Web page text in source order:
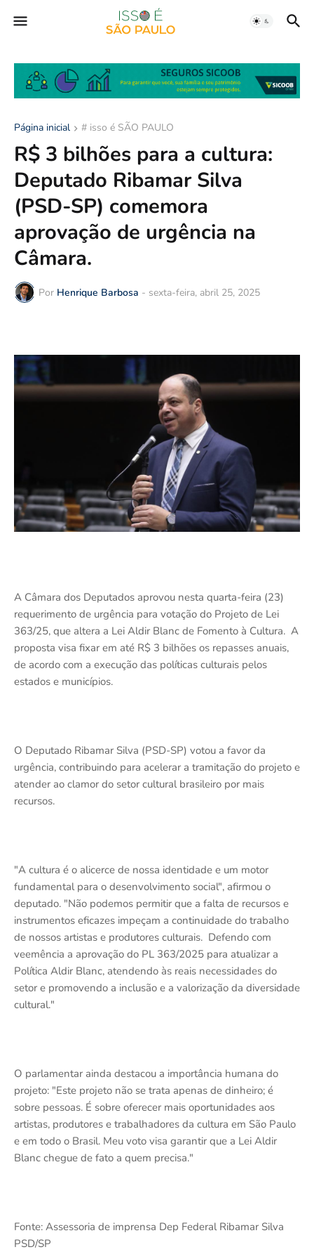
Página inicial # isso é SÃO PAULO
R$ 3 bilhões para a cultura:
Deputado Ribamar Silva
(PSD-SP) comemora
aprovação de urgência na
Câmara.
Por Henrique Barbosa - sexta-feira, abril 25, 2025
A Câmara dos Deputados aprovou nesta quarta-feira (23)
requerimento de urgência para votação do Projeto de Lei
363/25, que altera a Lei Aldir Blanc de Fomento à Cultura. A
proposta visa fixar em até R$ 3 bilhões os repasses anuais,
de acordo com a execução das políticas culturais pelos
estados e municípios.
O Deputado Ribamar Silva (PSD-SP) votou a favor da
urgência, contribuindo para acelerar a tramitação do projeto e
atender ao clamor do setor cultural brasileiro por mais
recursos.
"A cultura é o alicerce de nossa identidade e um motor
fundamental para o desenvolvimento social", afirmou o
deputado. "Não podemos permitir que a falta de recursos e
instrumentos eficazes impeçam a continuidade do trabalho
de nossos artistas e produtores culturais. Defendo com
veemência a aprovação do PL 363/2025 para atualizar a
Política Aldir Blanc, atendendo às reais necessidades do
setor e promovendo a inclusão e a valorização da diversidade
cultural."
O parlamentar ainda destacou a importância humana do
projeto: "Este projeto não se trata apenas de dinheiro; é
sobre pessoas. É sobre oferecer mais oportunidades aos
artistas, produtores e trabalhadores da cultura em São Paulo
e em todo o Brasil. Meu voto visa garantir que a Lei Aldir
Blanc chegue de fato a quem precisa."
Fonte: Assessoria de imprensa Dep Federal Ribamar Silva
PSD/SP